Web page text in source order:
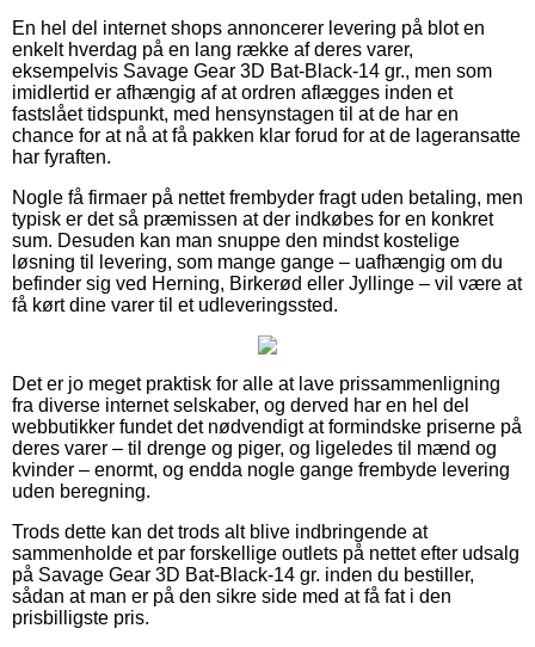
En hel del internet shops annoncerer levering på blot en
enkelt hverdag på en lang række af deres varer,
eksempelvis Savage Gear 3D Bat-Black-14 gr., men som
imidlertid er afhængig af at ordren aflægges inden et
fastslået tidspunkt, med hensynstagen til at de har en
chance for at nå at få pakken klar forud for at de lageransatte
har fyraften.
Nogle få firmaer på nettet frembyder fragt uden betaling, men
typisk er det så præmissen at der indkøbes for en konkret
sum. Desuden kan man snuppe den mindst kostelige
løsning til levering, som mange gange – uafhængig om du
befinder sig ved Herning, Birkerød eller Jyllinge – vil være at
få kørt dine varer til et udleveringssted.
Det er jo meget praktisk for alle at lave prissammenligning
fra diverse internet selskaber, og derved har en hel del
webbutikker fundet det nødvendigt at formindske priserne på
deres varer – til drenge og piger, og ligeledes til mænd og
kvinder – enormt, og endda nogle gange frembyde levering
uden beregning.
Trods dette kan det trods alt blive indbringende at
sammenholde et par forskellige outlets på nettet efter udsalg
på Savage Gear 3D Bat-Black-14 gr. inden du bestiller,
sådan at man er på den sikre side med at få fat i den
prisbilligste pris.